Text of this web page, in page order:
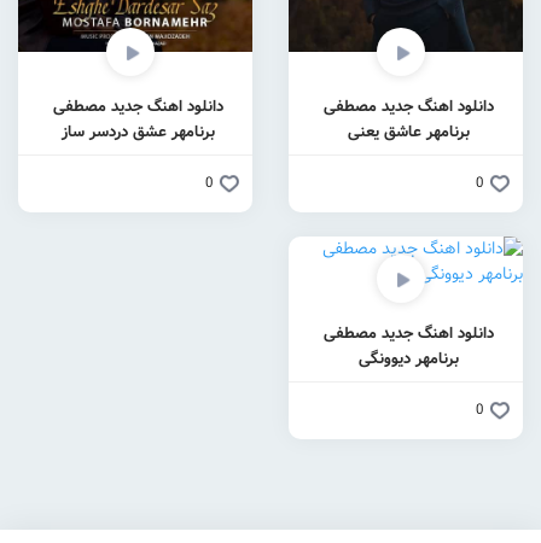
دانلود اهنگ جدید مصطفی
برنامهر عاشق یعنی
0
دانلود اهنگ جدید مصطفی
برنامهر عشق‌ دردسر ساز
0
دانلود اهنگ جدید مصطفی
برنامهر دیوونگی
0